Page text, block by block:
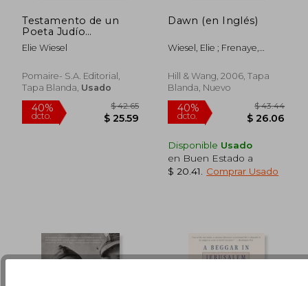
dcto. dcto.
Testamento de un
Poeta Judío
Asesinado
Elie Wiesel
Pomaire- S.A. Editorial,
Tapa Blanda, Usado
Dawn (en Inglés)
Wiesel, Elie ; Frenaye,
Hill & Wang, 2006, Tapa
Blanda, Nuevo
Disponible Usado
en Buen Estado a
$ 20.41
Comprar Usado